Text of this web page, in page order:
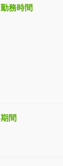
勤務時間
期間